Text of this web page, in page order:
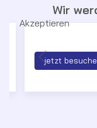
Wir
jetzt
Akzeptieren